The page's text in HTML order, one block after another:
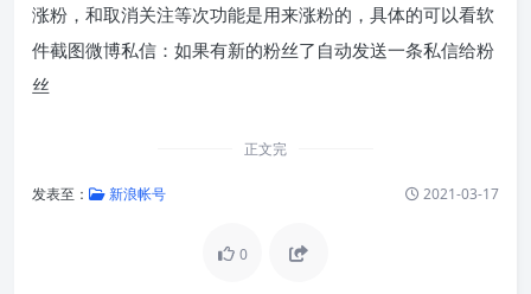
涨粉，和取消关注等次功能是用来涨粉的，具体的可以看软
件截图微博私信：如果有新的粉丝了自动发送一条私信给粉
丝
正文完
发表至： 新浪帐号 2021-03-17
0